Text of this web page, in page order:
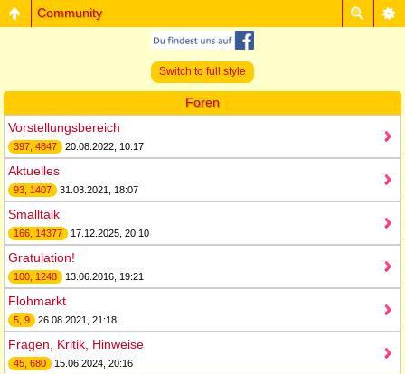
Community
Switch to full style
Foren
Vorstellungsbereich
397, 4847 20.08.2022, 10:17
Aktuelles
93, 1407 31.03.2021, 18:07
Smalltalk
166, 14377 17.12.2025, 20:10
Gratulation!
100, 1248 13.06.2016, 19:21
Flohmarkt
5, 9 26.08.2021, 21:18
Fragen, Kritik, Hinweise
45, 680 15.06.2024, 20:16